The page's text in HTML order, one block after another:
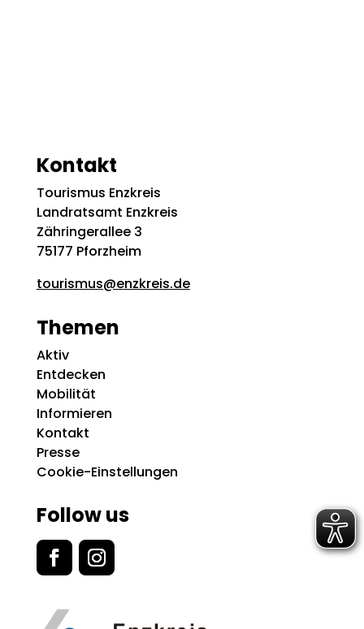
Kontakt
Tourismus Enzkreis
Landratsamt Enzkreis
Zähringerallee 3
75177 Pforzheim
tourismus@enzkreis.de
Themen
Aktiv
Entdecken
Mobilität
Informieren
Kontakt
Presse
Cookie-Einstellungen
Follow us